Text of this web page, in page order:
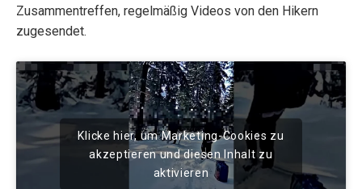
Zusammentreffen, regelmäßig Videos von den Hikern
zugesendet.
Klicke hier, um Marketing-Cookies zu
akzeptieren und diesen Inhalt zu
aktivieren